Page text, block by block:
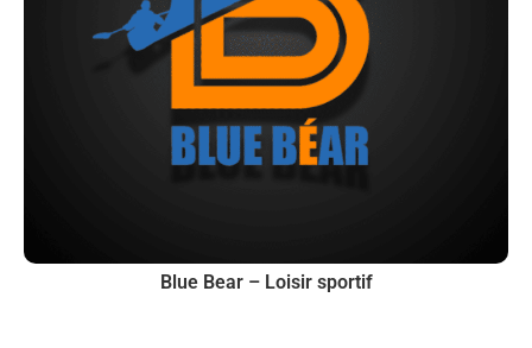
Blue Bear – Loisir sportif